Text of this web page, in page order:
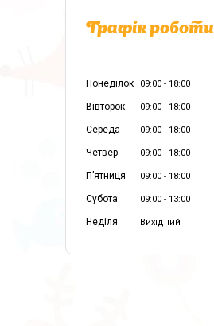
Графік роботи
Понеділок 09:00 18:00
Вівторок 09:00 18:00
Середа 09:00 18:00
Четвер 09:00 18:00
Пʼятниця 09:00 18:00
Субота 09:00 13:00
Неділя Вихідний